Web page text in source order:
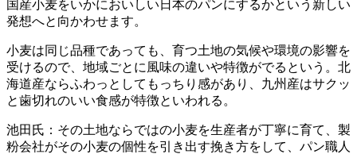
国産小麦をいかにおいしい日本のパンにするかという新しい
発想へと向かわせます。
小麦は同じ品種であっても、育つ土地の気候や環境の影響を
受けるので、地域ごとに風味の違いや特徴がでるという。北
海道産ならふわっとしてもっちり感があり、九州産はサクッ
と歯切れのいい食感が特徴といわれる。
池田氏：その土地ならではの小麦を生産者が丁寧に育て、製
粉会社がその小麦の個性を引き出す挽き方をして、パン職人